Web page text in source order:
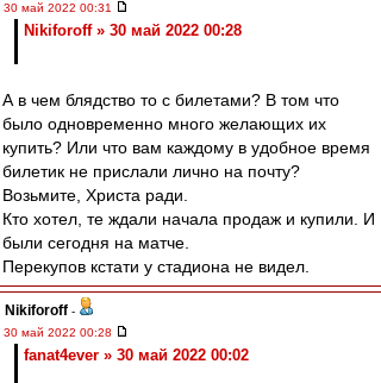
30 май 2022 00:31
Nikiforoff » 30 май 2022 00:28
А в чем блядство то с билетами? В том что
было одновременно много желающих их
купить? Или что вам каждому в удобное время
билетик не прислали лично на почту?
Возьмите, Христа ради.
Кто хотел, те ждали начала продаж и купили. И
были сегодня на матче.
Перекупов кстати у стадиона не видел.
Nikiforoff -
30 май 2022 00:28
fanat4ever » 30 май 2022 00:02